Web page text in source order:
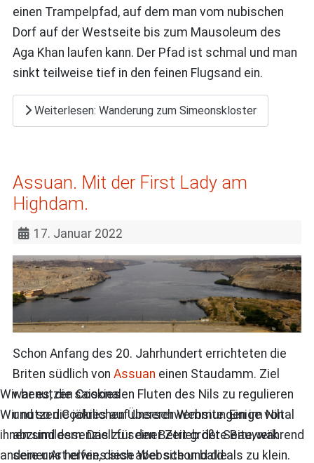
einen Trampelpfad, auf dem man vom nubischen
Dorf auf der Westseite bis zum Mausoleum des
Aga Khan laufen kann. Der Pfad ist schmal und man
sinkt teilweise tief in den feinen Flugsand ein.
Weiterlesen: Wanderung zum Simeonskloster
Assuan. Mit der First Lady am
Highdam.
17. Januar 2022
Schon Anfang des 20. Jahrhundert errichteten die
Briten südlich von Assuan einen Staudamm. Ziel
war es, die saisonalen Fluten des Nils zu regulieren
und so die jährlichen Überschwemmungen im Niltal
abzumildern. Das zu seiner Zeit größte Bauwerk
seiner Art erwies sich aber schon bald als zu klein.
Wir benutzen Cookies
Wir nutzen Cookies auf unserer Website. Einige von
ihnen sind essenziell für den Betrieb der Seite, während
andere uns helfen, diese Website und die